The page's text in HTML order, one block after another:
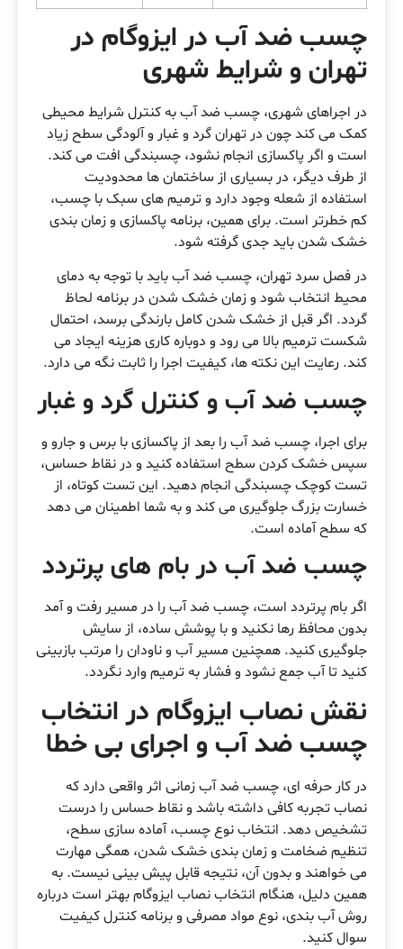
چسب ضد آب در ایزوگام در
تهران و شرایط شهری
در اجراهای شهری، چسب ضد آب به کنترل شرایط محیطی
کمک می کند چون در تهران گرد و غبار و آلودگی سطح زیاد
است و اگر پاکسازی انجام نشود، چسبندگی افت می کند.
از طرف دیگر، در بسیاری از ساختمان ها محدودیت
استفاده از شعله وجود دارد و ترمیم های سبک با چسب،
کم خطرتر است. برای همین، برنامه پاکسازی و زمان بندی
خشک شدن باید جدی گرفته شود.
در فصل سرد تهران، چسب ضد آب باید با توجه به دمای
محیط انتخاب شود و زمان خشک شدن در برنامه لحاظ
گردد. اگر قبل از خشک شدن کامل بارندگی برسد، احتمال
شکست ترمیم بالا می رود و دوباره کاری هزینه ایجاد می
کند. رعایت این نکته ها، کیفیت اجرا را ثابت نگه می دارد.
چسب ضد آب و کنترل گرد و غبار
برای اجرا، چسب ضد آب را بعد از پاکسازی با برس و جارو و
سپس خشک کردن سطح استفاده کنید و در نقاط حساس،
تست کوچک چسبندگی انجام دهید. این تست کوتاه، از
خسارت بزرگ جلوگیری می کند و به شما اطمینان می دهد
که سطح آماده است.
چسب ضد آب در بام های پرتردد
اگر بام پرتردد است، چسب ضد آب را در مسیر رفت و آمد
بدون محافظ رها نکنید و با پوشش ساده، از سایش
جلوگیری کنید. همچنین مسیر آب و ناودان را مرتب بازبینی
کنید تا آب جمع نشود و فشار به ترمیم وارد نگردد.
نقش نصاب ایزوگام در انتخاب
چسب ضد آب و اجرای بی خطا
در کار حرفه ای، چسب ضد آب زمانی اثر واقعی دارد که
نصاب تجربه کافی داشته باشد و نقاط حساس را درست
تشخیص دهد. انتخاب نوع چسب، آماده سازی سطح،
تنظیم ضخامت و زمان بندی خشک شدن، همگی مهارت
می خواهند و بدون آن، نتیجه قابل پیش بینی نیست. به
همین دلیل، هنگام انتخاب نصاب ایزوگام بهتر است درباره
روش آب بندی، نوع مواد مصرفی و برنامه کنترل کیفیت
سوال کنید.